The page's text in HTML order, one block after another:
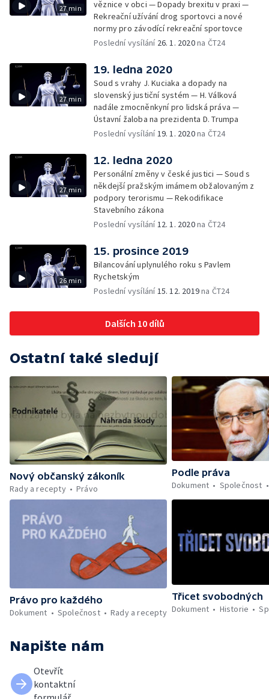
27 min
věznice v obci — Dopady brexitu v praxi —
Rekreační užívání drog sportovci a nové
normy pro závodící rekreační sportovce
Poslední vysílání 26. 1. 2020na ČT24
27 min
19. ledna 2020
Soud s vrahy J. Kuciaka a dopady na
slovenský justiční systém — H. Válková
nadále zmocněnkyní pro lidská práva —
Ústavní žaloba na prezidenta D. Trumpa
Poslední vysílání19. 1. 2020na ČT24
27 min
12. ledna 2020
Personální změny v české justici — Soud s
někdejší pražským imámem obžalovaným z
podpory terorismu — Rekodifikace
Stavebního zákona
Poslední vysílání12. 1. 2020na ČT24
26 min
15. prosince 2019
Bilancování uplynulého roku s Pavlem
Rychetským
Poslední vysílání15. 12. 2019na ČT24
Dalších 10 dílů
Ostatní také sledují
Nový občanský zákoník
Rady a recepty
Právo
Podle práva
Dokument
Společnost
Právo pro každého
Dokument
Společnost Rady a recepty
Třicet svobodných
Dokument
Historie
Napište nám
Otevřít
kontaktní